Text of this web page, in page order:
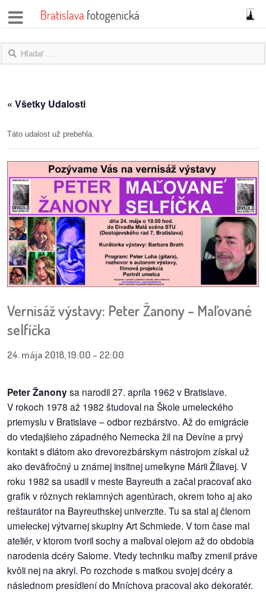
správy
názory
blogy
fotky
protesty
granty
pozvánky
kalendár
časti
stavebné
konania
pripomienkové
konania
dobrá
prax
« Všetky Udalosti
Táto udalost už prebehla.
Vernisáž výstavy: Peter Žanony – Maľované
selfíčka
24. mája 2018, 19:00 - 22:00
Peter Žanonysa narodil 27. apríla 1962 v Bratislave.
V rokoch 1978 až 1982 študoval na Škole umeleckého
priemyslu v Bratislave – odbor rezbárstvo. Až do emigrácie
do vtedajšieho západného Nemecka žil na Devíne a prvý
kontakt s dlátom ako drevorezbárskym nástrojom získal už
ako deväťročný u známej insitnej umelkyne Márii Žilavej. V
roku 1982 sa usadil v meste Bayreuth a začal pracovať ako
grafik v rôznych reklamných agentúrach, okrem toho aj ako
reštaurátor na Bayreuthskej univerzite. Tu sa stal aj členom
umeleckej výtvarnej skupiny Art Schmiede. V tom čase mal
ateliér, v ktorom tvoril sochy a maľoval olejom až do obdobia
narodenia dcéry Salome. Vtedy techniku maľby zmenil práve
kvôli nej na akryl. Po rozchode s matkou svojej dcéry a
následnom presídlení do Mníchova pracoval ako dekoratér.